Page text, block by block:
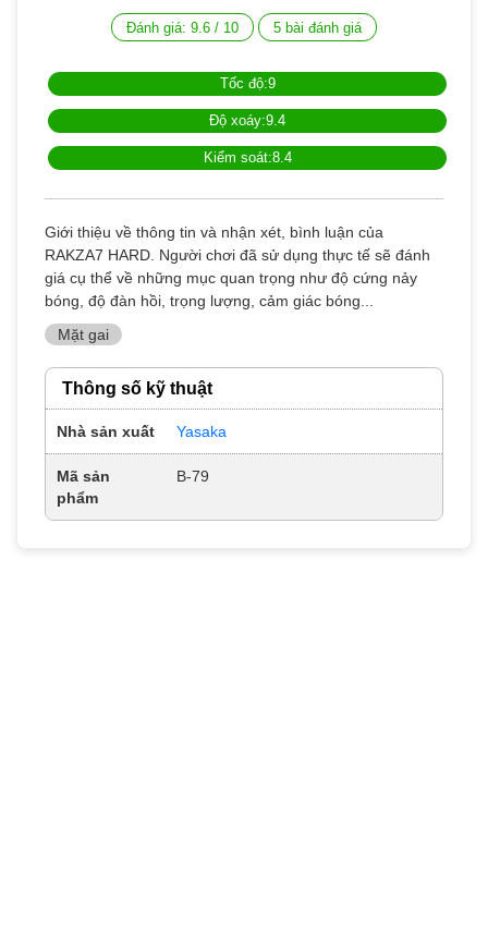
Đánh giá: 9.6 / 10 5 bài đánh giá
Tốc độ:9
Độ xoáy:9.4
Kiểm soát:8.4
Giới thiệu về thông tin và nhận xét, bình luận của
RAKZA7 HARD. Người chơi đã sử dụng thực tế sẽ đánh
giá cụ thể về những mục quan trọng như độ cứng nảy
bóng, độ đàn hồi, trọng lượng, cảm giác bóng...
Mặt gai
Thông số kỹ thuật
Nhà sản xuất Yasaka
Mã sản
phẩm
B-79